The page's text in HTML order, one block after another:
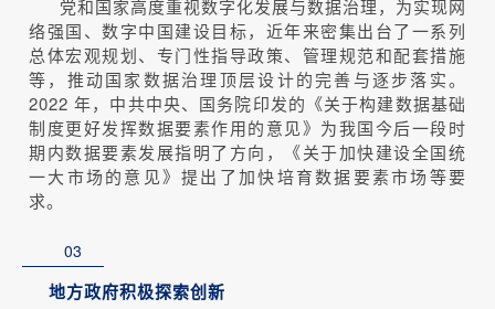
党和国家高度重视数字化发展与数据治理，为实现网
络强国、数字中国建设目标，近年来密集出台了一系列
总体宏观规划、专门性指导政策、管理规范和配套措施
等，推动国家数据治理顶层设计的完善与逐步落实。
2022 年，中共中央、国务院印发的《关于构建数据基础
制度更好发挥数据要素作用的意见》为我国今后一段时
期内数据要素发展指明了方向，《关于加快建设全国统
一大市场的意见》提出了加快培育数据要素市场等要
求。
03
地方政府积极探索创新